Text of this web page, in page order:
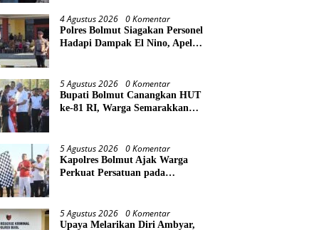
4 Agustus 2026 0 Komentar
Polres Bolmut Siagakan Personel
Hadapi Dampak El Nino, Apel
5 Agustus 2026 0 Komentar
Bupati Bolmut Canangkan HUT
ke-81 RI, Warga Semarakkan
5 Agustus 2026 0 Komentar
Kapolres Bolmut Ajak Warga
Perkuat Persatuan pada
5 Agustus 2026 0 Komentar
Upaya Melarikan Diri Ambyar,